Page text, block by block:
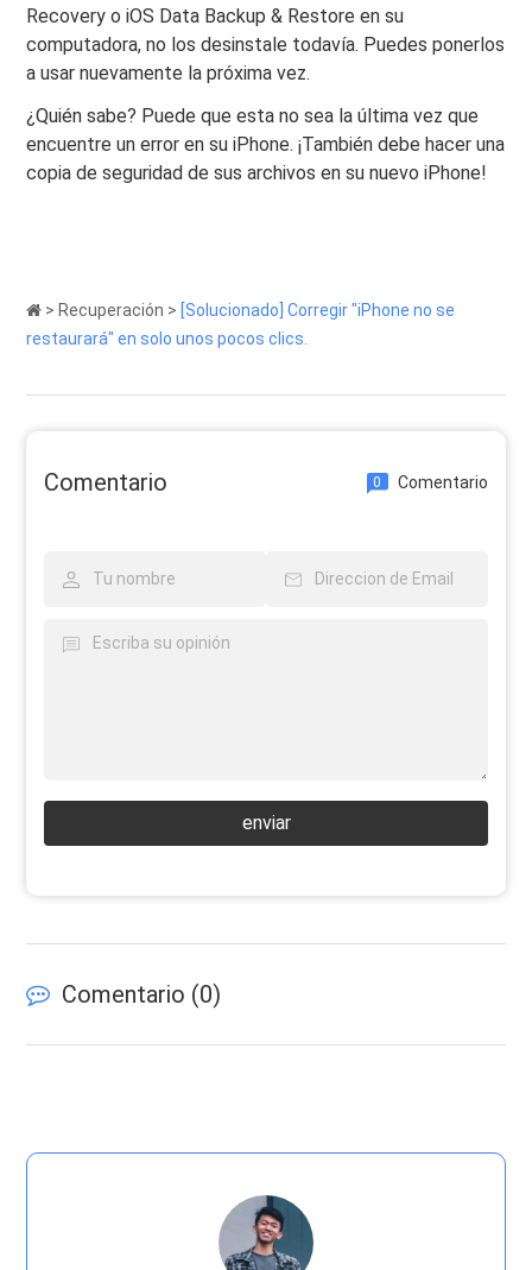
Recovery o iOS Data Backup & Restore en su
computadora, no los desinstale todavía. Puedes ponerlos
a usar nuevamente la próxima vez.
¿Quién sabe? Puede que esta no sea la última vez que
encuentre un error en su iPhone. ¡También debe hacer una
copia de seguridad de sus archivos en su nuevo iPhone!
> Recuperación > [Solucionado] Corregir "iPhone no se
restaurará" en solo unos pocos clics.
Comentario 0 Comentario
enviar
Comentario (0)